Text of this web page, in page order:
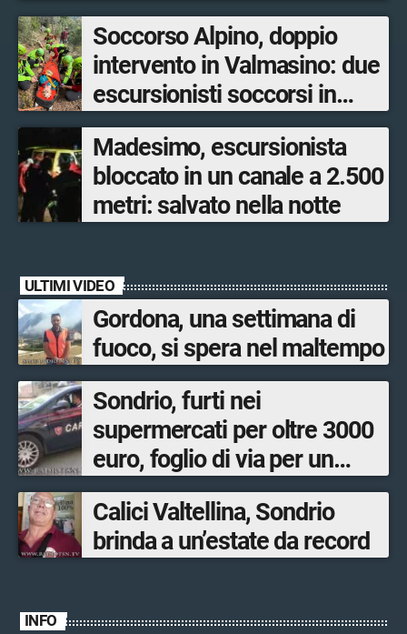
Soccorso Alpino, doppio
intervento in Valmasino: due
escursionisti soccorsi in
poche ore
Madesimo, escursionista
bloccato in un canale a 2.500
metri: salvato nella notte
ULTIMI VIDEO
Gordona, una settimana di
fuoco, si spera nel maltempo
Sondrio, furti nei
supermercati per oltre 3000
euro, foglio di via per un
ventinovenne
Calici Valtellina, Sondrio
brinda a un’estate da record
INFO